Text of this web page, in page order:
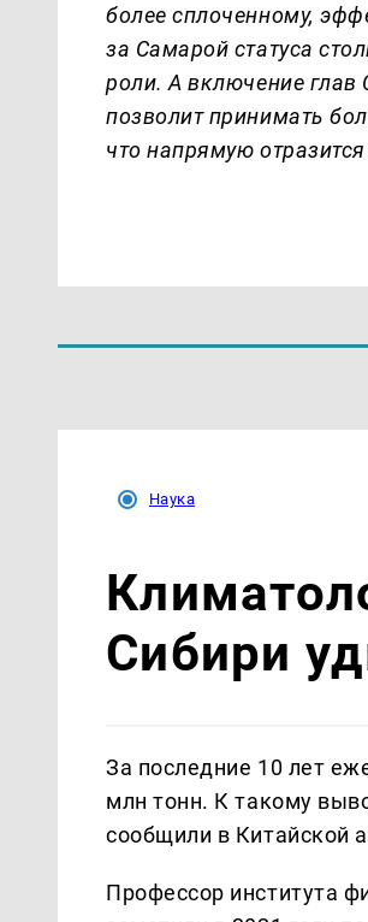
более сплоченному,
за Самарой статуса
роли. А включение глав
позволит принимать
что напрямую
Наука
Сибири
За последние 10 лет
млн тонн. К такому
сообщили в Китайской
Профессор института